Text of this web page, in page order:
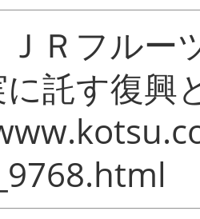
Ｒフルー
託す復興